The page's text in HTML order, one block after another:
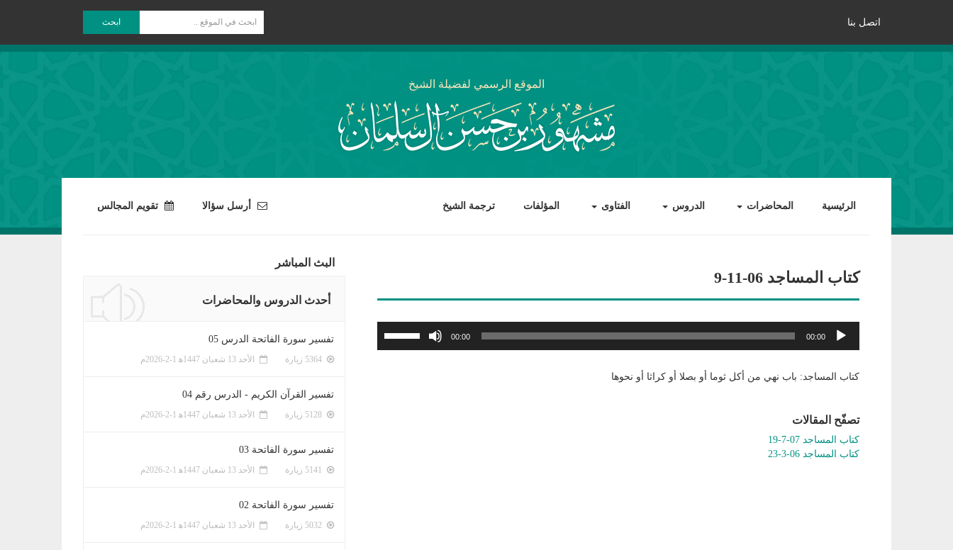
اتصل بنا ابحث
الموقع الرسمي لفضيلة الشيخ
الرئيسية المحاضرات الدروس الفتاوى المؤلفات ترجمة الشيخ أرسل سؤالا تقويم المجالس
كتاب المساجد 06-11-9
مشغل
الصوت
00:00
00:00
كتاب المساجد: باب نهي من أكل ثوما أو بصلا أو كراثا أو نحوها
تصفّح المقالات
كتاب المساجد 07-7-19
كتاب المساجد 06-3-23
البث المباشر
أحدث الدروس والمحاضرات
تفسير سورة الفاتحة الدرس 05
الأحد 13 شعبان 1447ﻫ 1-2-2026م
تفسير القرآن الكريم - الدرس رقم 04
الأحد 13 شعبان 1447ﻫ 1-2-2026م
تفسير سورة الفاتحة 03
الأحد 13 شعبان 1447ﻫ 1-2-2026م
تفسير سورة الفاتحة 02
الأحد 13 شعبان 1447ﻫ 1-2-2026م